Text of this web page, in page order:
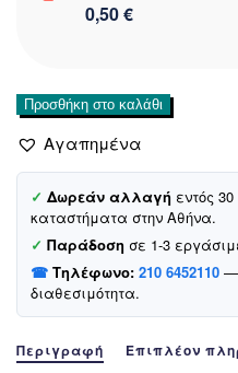
0,50 €
AZ
σετ
μπλούζα
με
παντελόνα
από
πλεκτό
ύφασμα
«The
Perfect
Beige»
ποσότητα
Προσθήκη στο καλάθι
Αγαπημένα
✓ Δωρεάν αλλαγή εντός
καταστήματα στην Αθήνα.
✓ Παράδοση σε 1-3
☎ Τηλέφωνο: 210 6452110 —
διαθεσιμότητα.
Περιγραφή Επιπλέον